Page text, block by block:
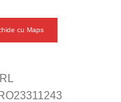
cu Maps